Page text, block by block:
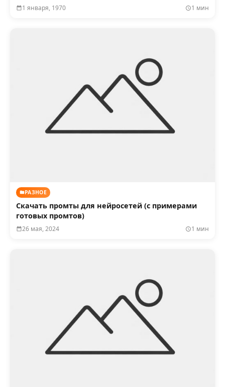
1 января, 1970 1 мин
РАЗНОЕ
Скачать промты для нейросетей (с примерами
готовых промтов)
26 мая, 2024 1 мин